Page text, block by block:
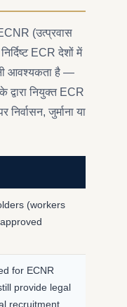
(उत्प्रवास
ECR देशों में
आवश्यकता है —
नियुक्त ECR
जुर्माना या
(workers
for ECNR
provide legal
recruitment